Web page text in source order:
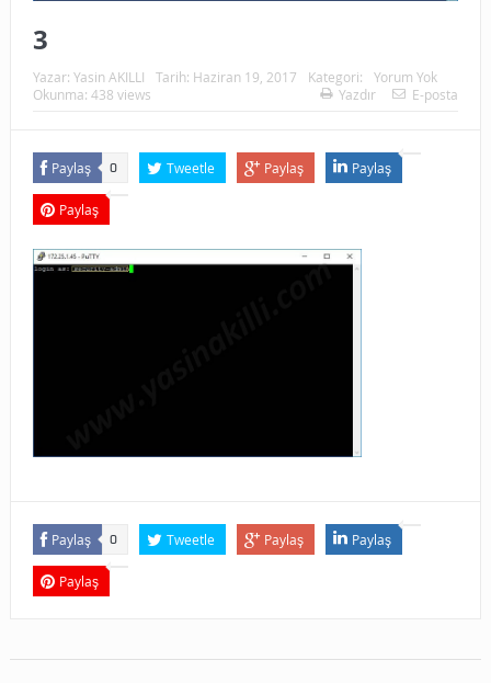
3
Yazar: Yasin AKILLI Tarih: Haziran 19, 2017 Kategori:
Yorum Yok
Okunma: 438 views
Yazdır E-posta
Paylaş 0 Tweetle Paylaş Paylaş
Paylaş
Paylaş 0 Tweetle Paylaş Paylaş
Paylaş